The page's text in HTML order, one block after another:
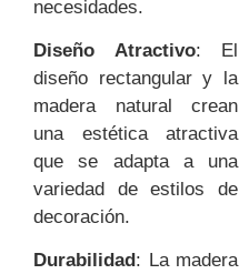
necesidades.
Diseño Atractivo: El
diseño rectangular y la
madera natural crean
una estética atractiva
que se adapta a una
variedad de estilos de
decoración.
Durabilidad : La madera